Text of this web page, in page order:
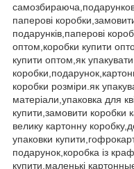
паперові коробки
подарунків,паперові
оптом,коробки купити
купити оптом,як
коробки розміри.як
матеріали,упаковка для
купити,замовити коробки
велику картонну
упаковки
подарунок,коробка із
купити,маленькі